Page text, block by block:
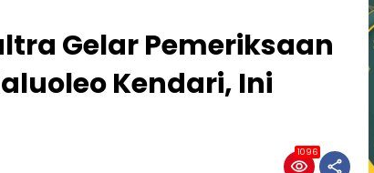
Gelar Pemeriksaan
Kendari, Ini
1096